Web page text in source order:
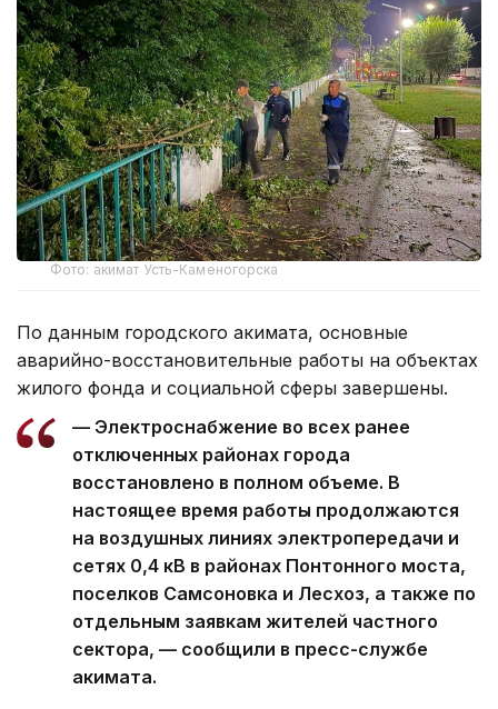
Фото: акимат Усть-Каменогорска
По данным городского акимата, основные
аварийно-восстановительные работы на объектах
жилого фонда и социальной сферы завершены.
— Электроснабжение во всех ранее
отключенных районах города
восстановлено в полном объеме. В
настоящее время работы продолжаются
на воздушных линиях электропередачи и
сетях 0,4 кВ в районах Понтонного моста,
поселков Самсоновка и Лесхоз, а также по
отдельным заявкам жителей частного
сектора, — сообщили в пресс-службе
акимата.